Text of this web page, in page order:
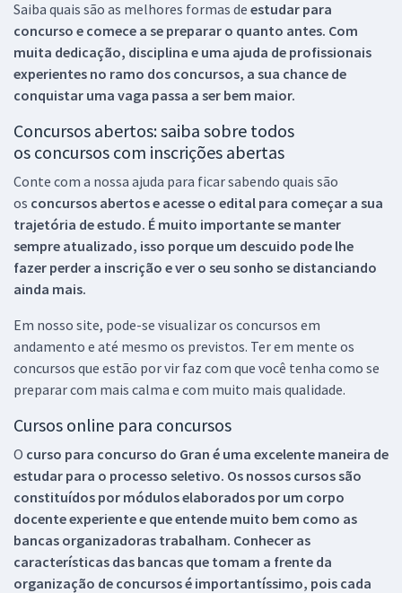
Saiba quais são as melhores formas de estudar para
concurso e comece a se preparar o quanto antes. Com
muita dedicação, disciplina e uma ajuda de profissionais
experientes no ramo dos concursos, a sua chance de
conquistar uma vaga passa a ser bem maior.
Concursos abertos: saiba sobre todos
os concursos com inscrições abertas
Conte com a nossa ajuda para ficar sabendo quais são
os concursos abertos e acesse o edital para começar a sua
trajetória de estudo. É muito importante se manter
sempre atualizado, isso porque um descuido pode lhe
fazer perder a inscrição e ver o seu sonho se distanciando
ainda mais.
Em nosso site, pode-se visualizar os concursos em
andamento e até mesmo os previstos. Ter em mente os
concursos que estão por vir faz com que você tenha como se
preparar com mais calma e com muito mais qualidade.
Cursos online para concursos
O curso para concurso do Gran é uma excelente maneira de
estudar para o processo seletivo. Os nossos cursos são
constituídos por módulos elaborados por um corpo
docente experiente e que entende muito bem como as
bancas organizadoras trabalham. Conhecer as
características das bancas que tomam a frente da
organização de concursos é importantíssimo, pois cada